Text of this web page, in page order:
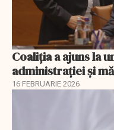
Coaliția a ajuns la
administrației și
16 FEBRUARIE 2026